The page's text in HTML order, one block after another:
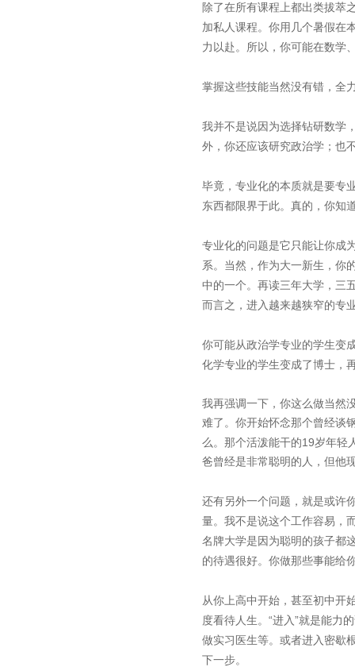
除了在所有课程上都出类拔萃
加私人课程。你用几个暑假在
力以赴。所以，你可能在数学
掌握这些技能当然没有错，全
我并不是说因为选择钻研数学
外，你还应该研究政治学；也
毕竟，专业化的本质就是要专
东西都限界于此。真的，你知
专业化的问题是它只能让你成
系。当然，作为大一新生，你
中的一个。再读三年大学，三
而言之，进入越来越狭窄的专
你可能从政治学专业的学生变
化学专业的学生变成了博士，
我再强调一下，你这么做当然
难了。你开始怀念那个曾经谈
么。那个活泼能干的19岁年轻
爸曾经是非常聪明的人，但他
还有另外一个问题，就是或许
量。我不是说这个工作容易，
名牌大学是因为聪明的孩子都
的待遇很好。你做那些事能给
从你上高中开始，甚至初中开
度看待人生。“进入”就是能力
做实习医生等。或者进入密歇
下一步。